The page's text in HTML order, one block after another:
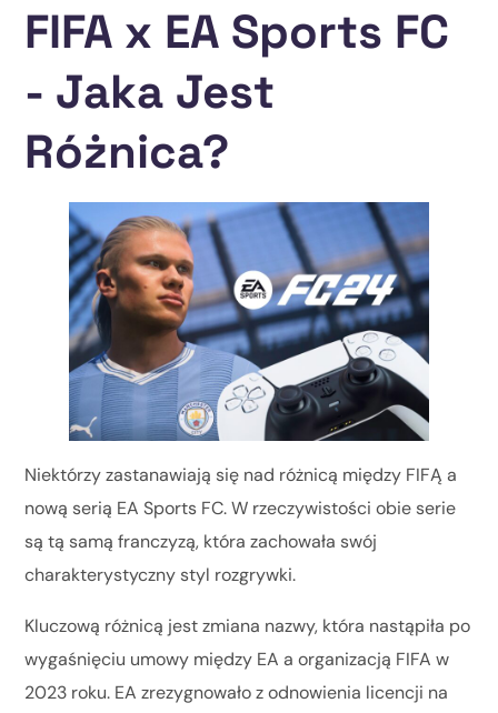
FIFA x EA Sports FC
- Jaka Jest
Różnica?
Niektórzy zastanawiają się nad różnicą między FIFĄ a
nową serią EA Sports FC. W rzeczywistości obie serie
są tą samą franczyzą, która zachowała swój
charakterystyczny styl rozgrywki.
Kluczową różnicą jest zmiana nazwy, która nastąpiła po
wygaśnięciu umowy między EA a organizacją FIFA w
2023 roku. EA zrezygnowało z odnowienia licencji na